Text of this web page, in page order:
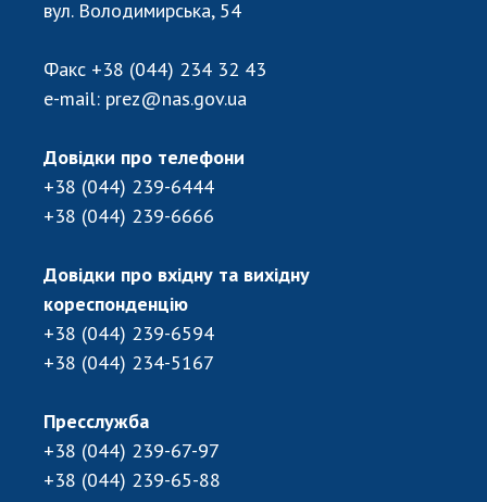
Відкрита наука в НАН України
Робота з молоддю
МІЖНАРОДНЕ СПІВРОБІТНИЦТВО
Членство в міжнародних організаціях
Міжнародні угоди
ДОКУМЕНТИ
Нормативні акти НАН України
Вибори до складу НАН України
Бланки документів
НОВИНИ
вул. Володимирська, 54
Факс +38 (044) 234 32 43
e-mail: prez@nas.gov.ua
Довідки про телефони
+38 (044) 239-6444
+38 (044) 239-6666
Довідки про вхідну та вихідну
кореспонденцію
+38 (044) 239-6594
+38 (044) 234-5167
Пресслужба
+38 (044) 239-67-97
+38 (044) 239-65-88